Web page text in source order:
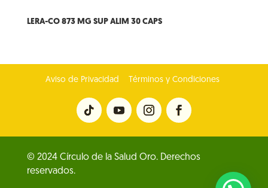
LERA-CO 873 MG SUP ALIM 30 CAPS
Aviso de Privacidad Términos y Condiciones
© 2024 Círculo de la Salud Oro. Derechos
reservados.